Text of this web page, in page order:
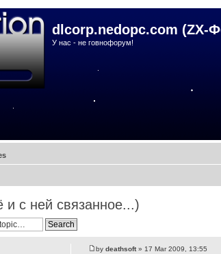
dlcorp.nedopc.com (ZX-
У нас - не говнофорум!
и с ней связанное...)
bydeathsoft» 17 Mar 2009, 13:55